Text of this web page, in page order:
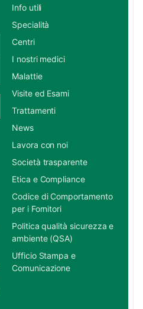
Info utili
Specialità
Centri
I nostri medici
Malattie
Visite ed Esami
Trattamenti
News
Lavora con noi
Società trasparente
Etica e Compliance
Codice di Comportamento
per i Fornitori
Politica qualità sicurezza e
ambiente (QSA)
Ufficio Stampa e
Comunicazione